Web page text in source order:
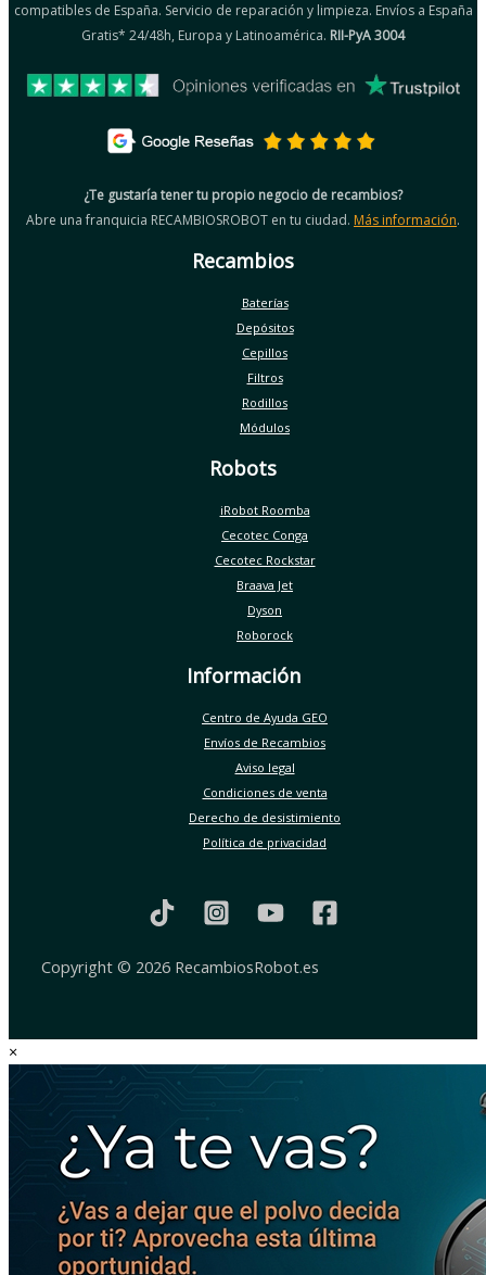
compatibles de España. Servicio de reparación y limpieza. Envíos a España
Gratis* 24/48h, Europa y Latinoamérica. RII-PyA 3004
¿Te gustaría tener tu propio negocio de recambios?
Abre una franquicia RECAMBIOSROBOT en tu ciudad. Más información.
Recambios
Baterías
Depósitos
Cepillos
Filtros
Rodillos
Módulos
Robots
iRobot Roomba
Cecotec Conga
Cecotec Rockstar
Braava Jet
Dyson
Roborock
Información
Centro de Ayuda GEO
Envíos de Recambios
Aviso legal
Condiciones de venta
Derecho de desistimiento
Política de privacidad
Copyright © 2026 RecambiosRobot.es
×